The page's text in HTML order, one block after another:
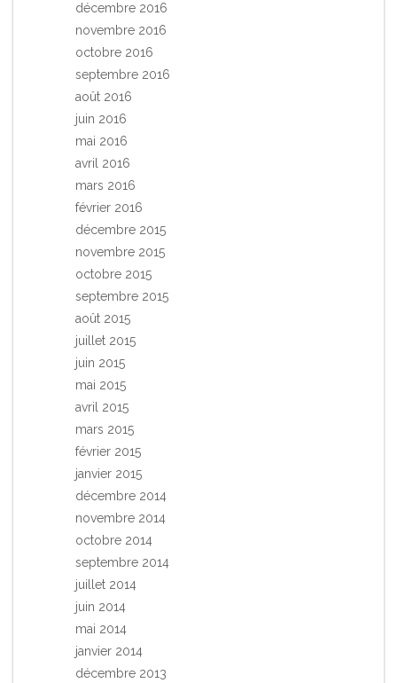
décembre 2016
novembre 2016
octobre 2016
septembre 2016
août 2016
juin 2016
mai 2016
avril 2016
mars 2016
février 2016
décembre 2015
novembre 2015
octobre 2015
septembre 2015
août 2015
juillet 2015
juin 2015
mai 2015
avril 2015
mars 2015
février 2015
janvier 2015
décembre 2014
novembre 2014
octobre 2014
septembre 2014
juillet 2014
juin 2014
mai 2014
janvier 2014
décembre 2013